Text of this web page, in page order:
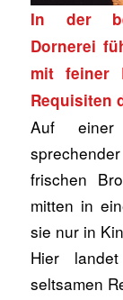
In der
Dornerei
mit feiner
Requisiten
Auf einer
frischen
mitten in
sie nur in
Hier
seltsamen